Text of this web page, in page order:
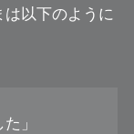
以下のように
」